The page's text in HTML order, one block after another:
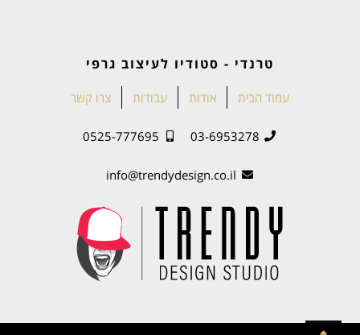
טרנדי - סטודיו לעיצוב גרפי
עמוד הבית אודות עבודות צרו קשר
03-6953278
0525-777695
info@trendydesign.co.il